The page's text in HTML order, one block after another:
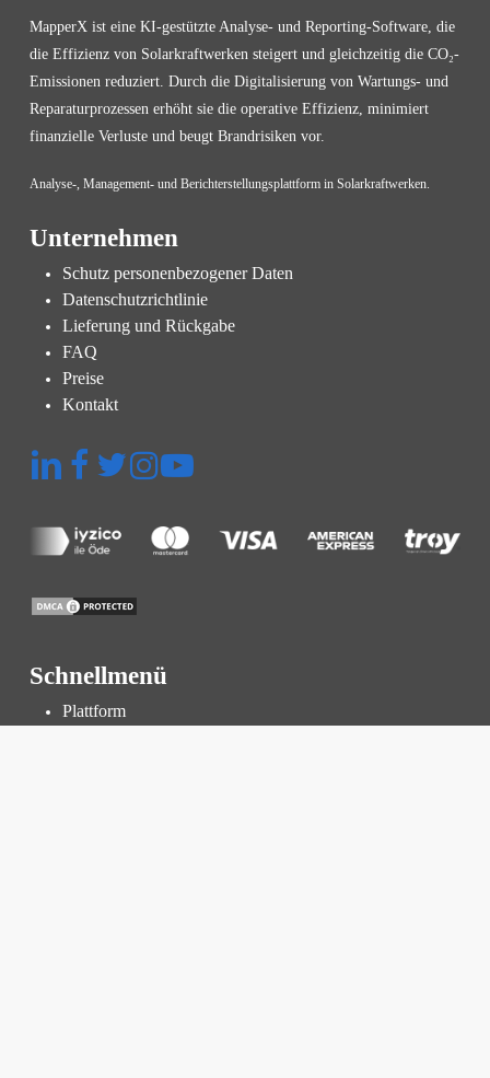
MapperX ist eine KI-gestützte Analyse- und Reporting-Software, die
die Effizienz von Solarkraftwerken steigert und gleichzeitig die CO₂-
Emissionen reduziert. Durch die Digitalisierung von Wartungs- und
Reparaturprozessen erhöht sie die operative Effizienz, minimiert
finanzielle Verluste und beugt Brandrisiken vor.
Analyse-, Management- und Berichterstellungsplattform in Solarkraftwerken.
Unternehmen
Schutz personenbezogener Daten
Datenschutzrichtlinie
Lieferung und Rückgabe
FAQ
Preise
Kontakt
Schnellmenü
Plattform